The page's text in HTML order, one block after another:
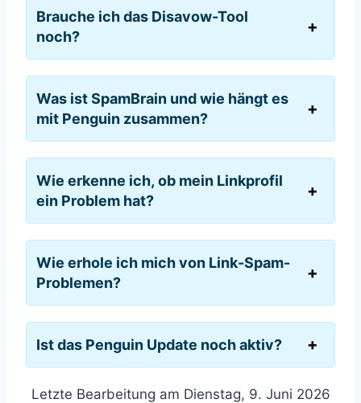
Brauche ich das Disavow-Tool
noch?
Was ist SpamBrain und wie hängt es
mit Penguin zusammen?
Wie erkenne ich, ob mein Linkprofil
ein Problem hat?
Wie erhole ich mich von Link-Spam-
Problemen?
Ist das Penguin Update noch aktiv?
Letzte Bearbeitung am Dienstag, 9. Juni 2026